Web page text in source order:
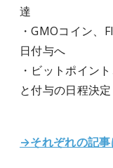
達
・GMOコイン
日付与へ
・ビットポイン
と付与の日程決定
→それぞれの記事